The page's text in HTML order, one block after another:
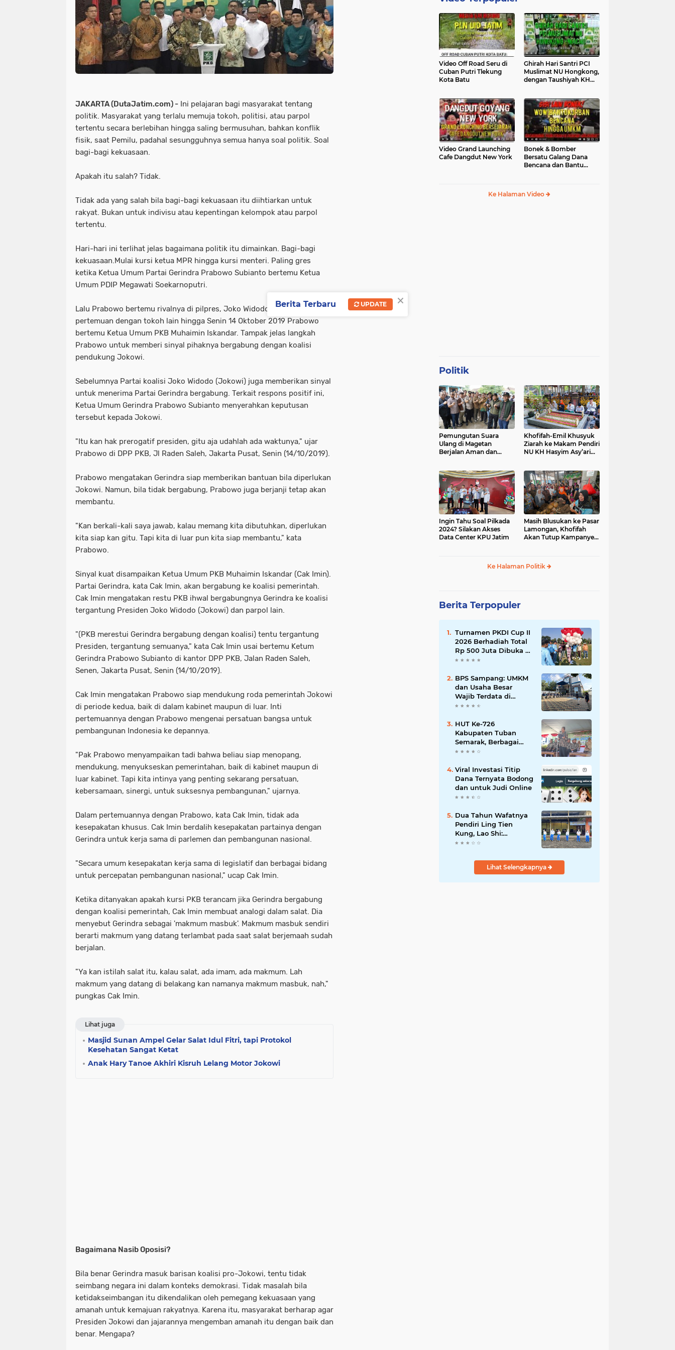
JAKARTA (DutaJatim.com) - Ini pelajaran bagi masyarakat tentang
politik. Masyarakat yang terlalu memuja tokoh, politisi, atau parpol
tertentu secara berlebihan hingga saling bermusuhan, bahkan konflik
fisik, saat Pemilu, padahal sesungguhnya semua hanya soal politik. Soal
bagi-bagi kekuasaan.
Apakah itu salah? Tidak.
Tidak ada yang salah bila bagi-bagi kekuasaan itu diihtiarkan untuk
rakyat. Bukan untuk indivisu atau kepentingan kelompok atau parpol
tertentu.
Hari-hari ini terlihat jelas bagaimana politik itu dimainkan. Bagi-bagi
kekuasaan.Mulai kursi ketua MPR hingga kursi menteri. Paling gres
ketika Ketua Umum Partai Gerindra Prabowo Subianto bertemu Ketua
Umum PDIP Megawati Soekarnoputri.
Lalu Prabowo bertemu rivalnya di pilpres, Joko Widodo. Disusul
pertemuan dengan tokoh lain hingga Senin 14 Oktober 2019 Prabowo
bertemu Ketua Umum PKB Muhaimin Iskandar. Tampak jelas langkah
Prabowo untuk memberi sinyal pihaknya bergabung dengan koalisi
pendukung Jokowi.
Sebelumnya Partai koalisi Joko Widodo (Jokowi) juga memberikan sinyal
untuk menerima Partai Gerindra bergabung. Terkait respons positif ini,
Ketua Umum Gerindra Prabowo Subianto menyerahkan keputusan
tersebut kepada Jokowi.
"Itu kan hak prerogatif presiden, gitu aja udahlah ada waktunya," ujar
Prabowo di DPP PKB, Jl Raden Saleh, Jakarta Pusat, Senin (14/10/2019).
Prabowo mengatakan Gerindra siap memberikan bantuan bila diperlukan
Jokowi. Namun, bila tidak bergabung, Prabowo juga berjanji tetap akan
membantu.
"Kan berkali-kali saya jawab, kalau memang kita dibutuhkan, diperlukan
kita siap kan gitu. Tapi kita di luar pun kita siap membantu," kata
Prabowo.
Sinyal kuat disampaikan Ketua Umum PKB Muhaimin Iskandar (Cak Imin).
Partai Gerindra, kata Cak Imin, akan bergabung ke koalisi pemerintah.
Cak Imin mengatakan restu PKB ihwal bergabungnya Gerindra ke koalisi
tergantung Presiden Joko Widodo (Jokowi) dan parpol lain.
"(PKB merestui Gerindra bergabung dengan koalisi) tentu tergantung
Presiden, tergantung semuanya," kata Cak Imin usai bertemu Ketum
Gerindra Prabowo Subianto di kantor DPP PKB, Jalan Raden Saleh,
Senen, Jakarta Pusat, Senin (14/10/2019).
Cak Imin mengatakan Prabowo siap mendukung roda pemerintah Jokowi
di periode kedua, baik di dalam kabinet maupun di luar. Inti
pertemuannya dengan Prabowo mengenai persatuan bangsa untuk
pembangunan Indonesia ke depannya.
"Pak Prabowo menyampaikan tadi bahwa beliau siap menopang,
mendukung, menyukseskan pemerintahan, baik di kabinet maupun di
luar kabinet. Tapi kita intinya yang penting sekarang persatuan,
kebersamaan, sinergi, untuk suksesnya pembangunan," ujarnya.
Dalam pertemuannya dengan Prabowo, kata Cak Imin, tidak ada
kesepakatan khusus. Cak Imin berdalih kesepakatan partainya dengan
Gerindra untuk kerja sama di parlemen dan pembangunan nasional.
"Secara umum kesepakatan kerja sama di legislatif dan berbagai bidang
untuk percepatan pembangunan nasional," ucap Cak Imin.
Ketika ditanyakan apakah kursi PKB terancam jika Gerindra bergabung
dengan koalisi pemerintah, Cak Imin membuat analogi dalam salat. Dia
menyebut Gerindra sebagai 'makmum masbuk'. Makmum masbuk sendiri
berarti makmum yang datang terlambat pada saat salat berjemaah sudah
berjalan.
"Ya kan istilah salat itu, kalau salat, ada imam, ada makmum. Lah
makmum yang datang di belakang kan namanya makmum masbuk, nah,"
pungkas Cak Imin.
Lihat juga
Masjid Sunan Ampel Gelar Salat Idul Fitri, tapi Protokol
Kesehatan Sangat Ketat
Anak Hary Tanoe Akhiri Kisruh Lelang Motor Jokowi
Bagaimana Nasib Oposisi?
Bila benar Gerindra masuk barisan koalisi pro-Jokowi, tentu tidak
seimbang negara ini dalam konteks demokrasi. Tidak masalah bila
ketidakseimbangan itu dikendalikan oleh pemegang kekuasaan yang
amanah untuk kemajuan rakyatnya. Karena itu, masyarakat berharap agar
Presiden Jokowi dan jajarannya mengemban amanah itu dengan baik dan
benar. Mengapa?
Video Off Road Seru di
Cuban Putri Tlekung
Kota Batu
Ghirah Hari Santri PCI
Muslimat NU Hongkong,
dengan Taushiyah KH
Video Grand Launching
Cafe Dangdut New York
Bonek & Bomber
Bersatu Galang Dana
Bencana dan Bantu
Ke Halaman Video
Politik
Pemungutan Suara
Ulang di Magetan
Berjalan Aman dan
Khofifah-Emil Khusyuk
Ziarah ke Makam Pendiri
NU KH Hasyim Asy’ari
Ingin Tahu Soal Pilkada
2024? Silakan Akses
Data Center KPU Jatim
Masih Blusukan ke Pasar
Lamongan, Khofifah
Akan Tutup Kampanye
Ke Halaman Politik
Berita Terpopuler
Turnamen PKDI Cup II
2026 Berhadiah Total
Rp 500 Juta Dibuka di
Jombang, Ketua PKDI
Mahdi: Ajang
Silaturrahmi dan
Media Komunikasi
Antar-Kades untuk
BPS Sampang: UMKM
dan Usaha Besar
Wajib Terdata di
Sensus Ekonomi 2026,
Sasaran
HUT Ke-726
Kabupaten Tuban
Semarak, Berbagai
Prestasinya Pun
Viral Investasi Titip
Dana Ternyata Bodong
dan untuk Judi Online
Dua Tahun Wafatnya
Pendiri Ling Tien
Kung, Lao Shi:
Amanah Harus Kita
Lihat Selengkapnya
×
Berita Terbaru UPDATE